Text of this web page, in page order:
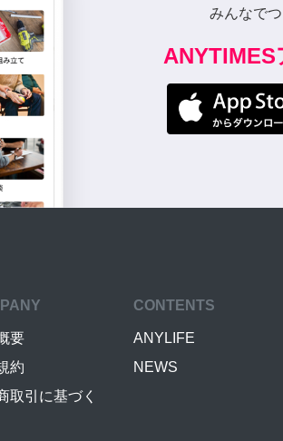
みんなで
要
約
取引に基づく
CONTENTS
ANYLIFE
NEWS